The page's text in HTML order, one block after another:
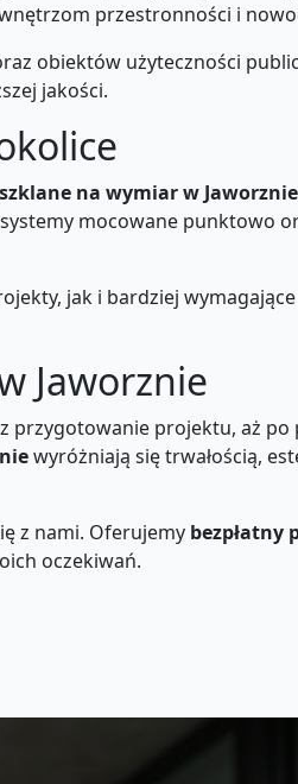
przestronności i
obiektów użyteczności
jakości.
na wymiar w Jaworznie
mocowane punktowo
jak i bardziej
Jaworznie
przygotowanie projektu, aż
wyróżniają się trwałością,
z nami. Oferujemy bezpłatny
oczekiwań.